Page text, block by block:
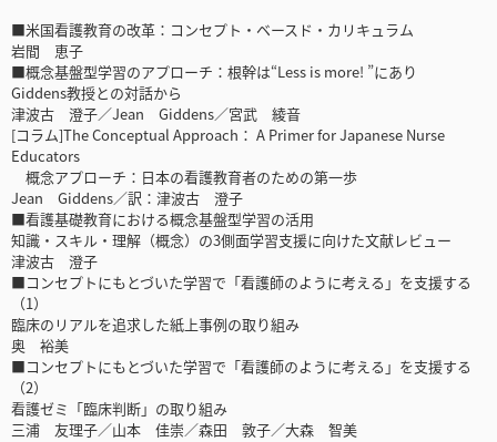
■米国看護教育の改革：コンセプト・ベースド・カリキュラム
岩間 恵子
■概念基盤型学習のアプローチ：根幹は“Less is more! ”にあり
Giddens教授との対話から
津波古 澄子／Jean Giddens／宮武 綾音
[コラム]The Conceptual Approach： A Primer for Japanese Nurse
Educators
概念アプローチ：日本の看護教育者のための第一歩
Jean Giddens／訳：津波古 澄子
■看護基礎教育における概念基盤型学習の活用
知識・スキル・理解（概念）の3側面学習支援に向けた文献レビュー
津波古 澄子
■コンセプトにもとづいた学習で「看護師のように考える」を支援する
（1）
臨床のリアルを追求した紙上事例の取り組み
奥 裕美
■コンセプトにもとづいた学習で「看護師のように考える」を支援する
（2）
看護ゼミ「臨床判断」の取り組み
三浦 友理子／山本 佳崇／森田 敦子／大森 智美